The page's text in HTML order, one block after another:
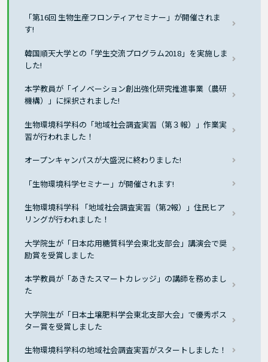
「第16回 生物生産フロンティアセミナー」が開催されま
す!
韓国順天大学との「学生交流プログラム2018」を実施しま
した!
本学教員が「イノベーション創出強化研究推進事業（農研
機構）」に採択されました!
生物環境科学科の「地域社会調査実習（第３報）」作業実
習が行われました！
オープンキャンパスが大盛況に終わりました!
「生物環境科学セミナー」が開催されます!
生物環境科学科 「地域社会調査実習（第2報）」住民ヒア
リングが行われました！
大学院生が「日本応用糖質科学会東北支部会」講演会で奨
励賞を受賞しました
本学教員が「あきたスマートカレッジ」の講師を務めまし
た
大学院生が「日本土壌肥料学会東北支部大会」で優秀ポス
ター賞を受賞しました
生物環境科学科の地域社会調査実習がスタートしました！